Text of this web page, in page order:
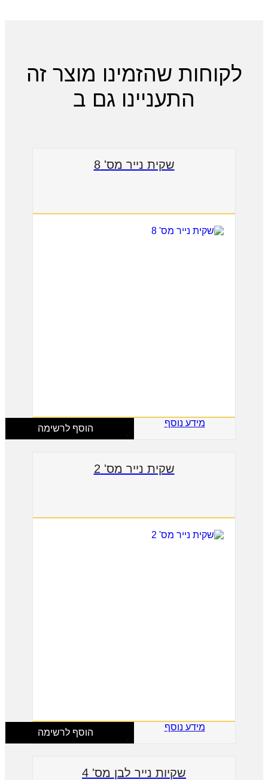
לקוחות שהזמינו מוצר זה
התעניינו גם ב
שקית נייר מס' 8
מידע נוסף
הוסף לרשימה
שקית נייר מס' 2
מידע נוסף
הוסף לרשימה
שקיות נייר לבן מס' 4